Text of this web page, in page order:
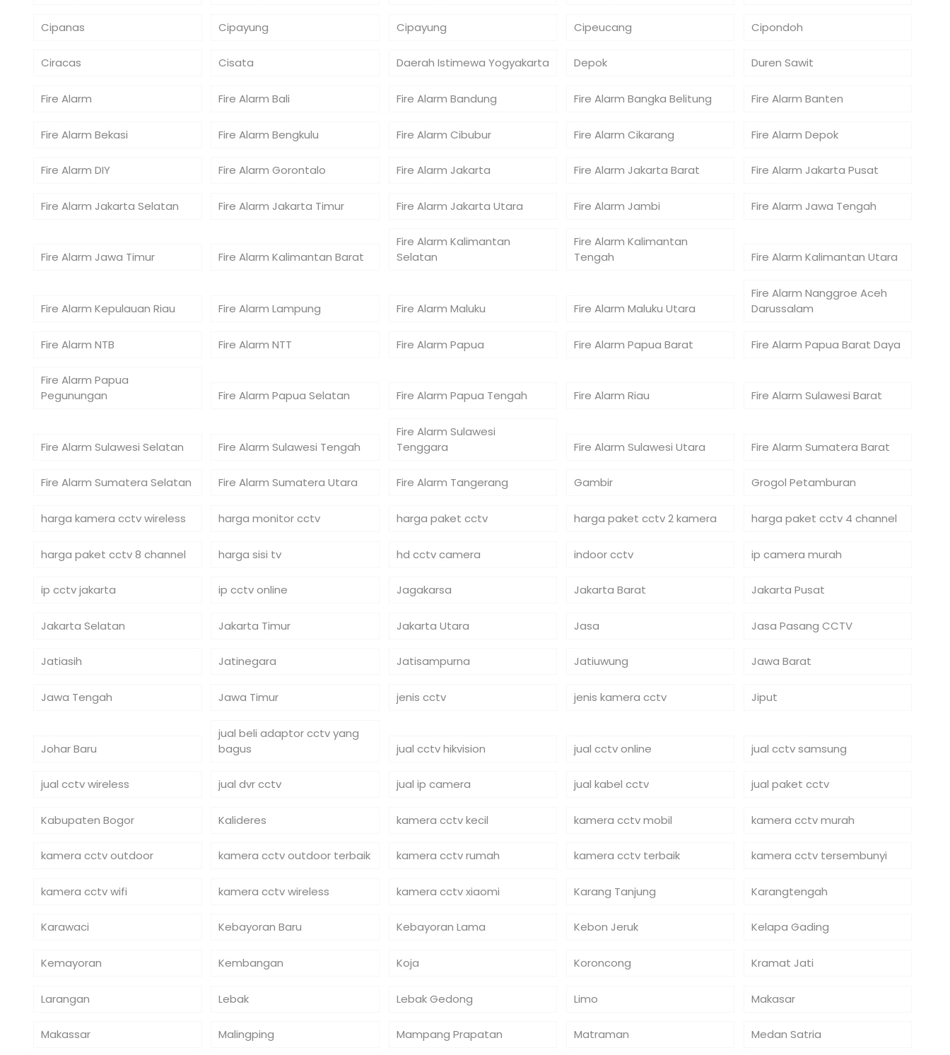
Cipanas Cipayung Cipayung Cipeucang Cipondoh
Ciracas Cisata Daerah Istimewa Yogyakarta Depok Duren Sawit
Fire Alarm Fire Alarm Bali Fire Alarm Bandung Fire Alarm Bangka Belitung Fire Alarm Banten
Fire Alarm Bekasi Fire Alarm Bengkulu Fire Alarm Cibubur Fire Alarm Cikarang Fire Alarm Depok
Fire Alarm DIY Fire Alarm Gorontalo Fire Alarm Jakarta Fire Alarm Jakarta Barat Fire Alarm Jakarta Pusat
Fire Alarm Jakarta Selatan Fire Alarm Jakarta Timur Fire Alarm Jakarta Utara Fire Alarm Jambi Fire Alarm Jawa Tengah
Fire Alarm Jawa Timur Fire Alarm Kalimantan Barat
Fire Alarm Kalimantan
Selatan
Fire Alarm Kalimantan
Tengah
Fire Alarm Kalimantan Utara
Fire Alarm Kepulauan Riau Fire Alarm Lampung Fire Alarm Maluku Fire Alarm Maluku Utara
Fire Alarm Nanggroe Aceh
Darussalam
Fire Alarm NTB Fire Alarm NTT Fire Alarm Papua Fire Alarm Papua Barat Fire Alarm Papua Barat Daya
Fire Alarm Papua
Pegunungan
Fire Alarm Papua Selatan Fire Alarm Papua Tengah Fire Alarm Riau Fire Alarm Sulawesi Barat
Fire Alarm Sulawesi Selatan Fire Alarm Sulawesi Tengah
Fire Alarm Sulawesi
Tenggara
Fire Alarm Sulawesi Utara Fire Alarm Sumatera Barat
Fire Alarm Sumatera Selatan Fire Alarm Sumatera Utara Fire Alarm Tangerang Gambir Grogol Petamburan
harga kamera cctv wireless harga monitor cctv harga paket cctv harga paket cctv 2 kamera harga paket cctv 4 channel
harga paket cctv 8 channel harga sisi tv hd cctv camera indoor cctv ip camera murah
ip cctv jakarta ip cctv online Jagakarsa Jakarta Barat Jakarta Pusat
Jakarta Selatan Jakarta Timur Jakarta Utara Jasa Jasa Pasang CCTV
Jatiasih Jatinegara Jatisampurna Jatiuwung Jawa Barat
Jawa Tengah Jawa Timur jenis cctv jenis kamera cctv Jiput
Johar Baru
jual beli adaptor cctv yang
bagus
jual cctv hikvision jual cctv online jual cctv samsung
jual cctv wireless jual dvr cctv jual ip camera jual kabel cctv jual paket cctv
Kabupaten Bogor Kalideres kamera cctv kecil kamera cctv mobil kamera cctv murah
kamera cctv outdoor kamera cctv outdoor terbaik kamera cctv rumah kamera cctv terbaik kamera cctv tersembunyi
kamera cctv wifi kamera cctv wireless kamera cctv xiaomi Karang Tanjung Karangtengah
Karawaci Kebayoran Baru Kebayoran Lama Kebon Jeruk Kelapa Gading
Kemayoran Kembangan Koja Koroncong Kramat Jati
Larangan Lebak Lebak Gedong Limo Makasar
Makassar Malingping Mampang Prapatan Matraman Medan Satria